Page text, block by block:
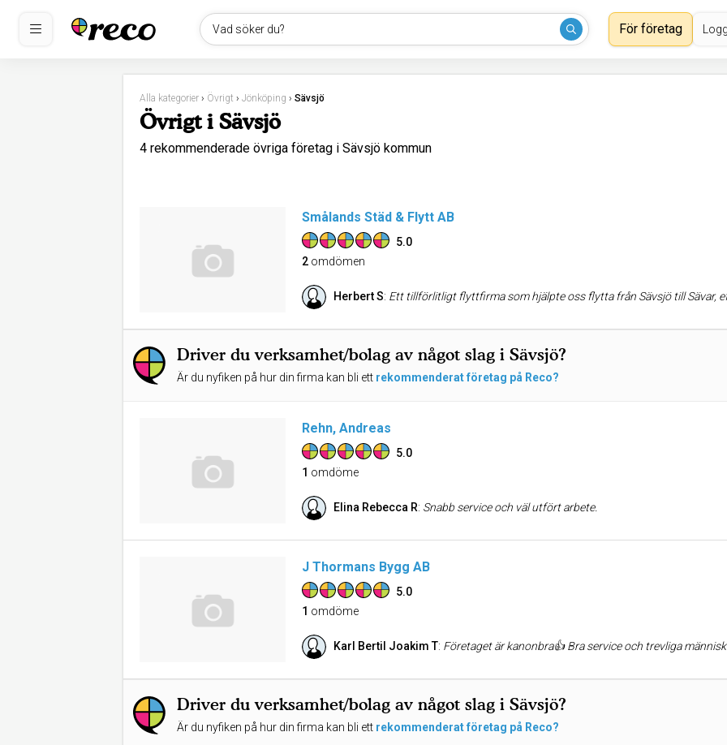
Vad söker du? För företag
Alla kategorier › Övrigt › Jönköping › Sävsjö
Övrigt i Sävsjö
4 rekommenderade övriga företag i Sävsjö kommun
Smålands Städ & Flytt AB
5.0
2 omdömen
Herbert S: Ett tillförlitligt flyttfirma som hjälpte oss flytta från Sävsjö till Sävar, effektivt, snabbt, proffsigt
Driver du verksamhet/bolag av något slag i Sävsjö?
Är du nyfiken på hur din firma kan bli ett rekommenderat företag på Reco?
Rehn, Andreas
5.0
1 omdöme
Elina Rebecca R: Snabb service och väl utfört arbete.
J Thormans Bygg AB
5.0
1 omdöme
Karl Bertil Joakim T: Företaget är kanonbra👍 Bra service och trevliga
Driver du verksamhet/bolag av något slag i Sävsjö?
Är du nyfiken på hur din firma kan bli ett rekommenderat företag på Reco?